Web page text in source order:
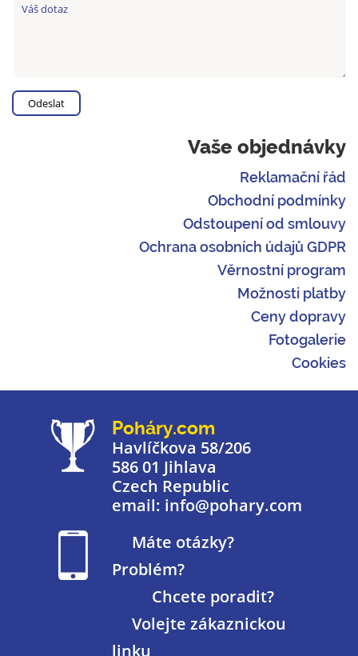
Vaše objednávky
Reklamační řád
Obchodní podmínky
Odstoupení od smlouvy
Ochrana osobních údajů GDPR
Věrnostní program
Možnosti platby
Ceny dopravy
Fotogalerie
Cookies
Poháry.com
Havlíčkova 58/206
586 01 Jihlava
Czech Republic
email: info@pohary.com
Máte otázky?
Problém?
Chcete poradit?
Volejte zákaznickou
linku